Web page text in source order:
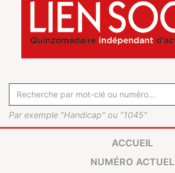
Par exemple "Handicap" ou "1045"
ACCUEIL
NUMÉRO ACTUEL